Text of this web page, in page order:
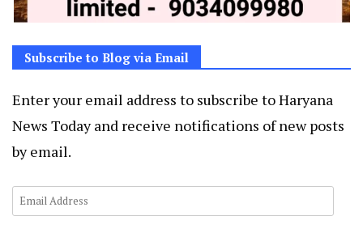
Subscribe to Blog via Email
Enter your email address to subscribe to Haryana
News Today and receive notifications of new posts
by email.
Email